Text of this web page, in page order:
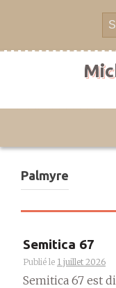
Palmyre
Semitica 67
Publié le 1 juillet 2026
Semitica 67 est